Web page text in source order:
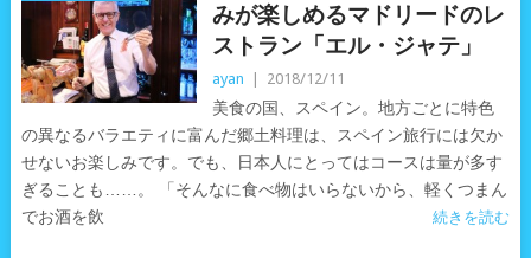
みが楽しめるマドリードのレ
ストラン「エル・ジャテ」
ayan 2018/12/11
美食の国、スペイン。地方ごとに特色
の異なるバラエティに富んだ郷土料理は、スペイン旅行には欠か
せないお楽しみです。でも、日本人にとってはコースは量が多す
ぎることも……。 「そんなに食べ物はいらないから、軽くつまん
でお酒を飲
続きを読む